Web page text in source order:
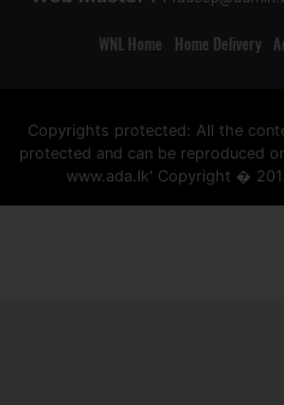
WNL Home Home Delivery
Copyrights protected: All the
protected and can be reproduced
www.ada.lk' Copyright �